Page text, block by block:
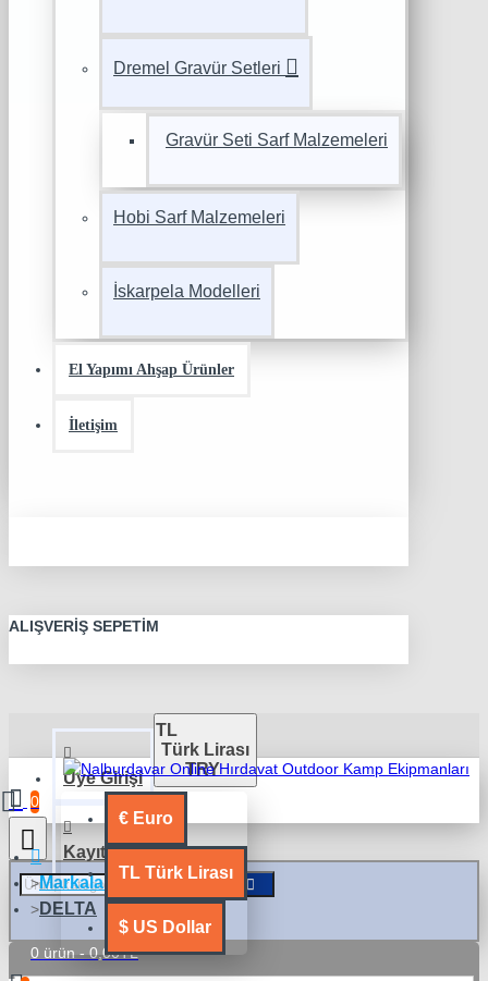
Dremel Gravür Setleri
Gravür Seti Sarf Malzemeleri
Hobi Sarf Malzemeleri
İskarpela Modelleri
El Yapımı Ahşap Ürünler
İletişim
ALIŞVERIŞ SEPETIM
Üye Girişi
Kayıt Ol
TL
Türk Lirası
TRY
€ Euro
TL Türk Lirası
$ US Dollar
0
0 ürün - 0,00TL
Markalar
DELTA